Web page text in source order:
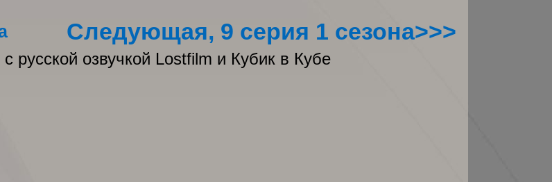
Следующая, 9 серия 1 сезона>>>
русской озвучкой Lostfilm и Кубик в Кубе